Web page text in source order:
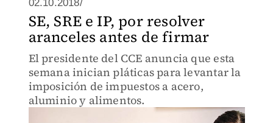
02.10.2018/
SE, SRE e IP, por resolver
aranceles antes de firmar
El presidente del CCE anuncia que esta
semana inician pláticas para levantar la
imposición de impuestos a acero,
aluminio y alimentos.